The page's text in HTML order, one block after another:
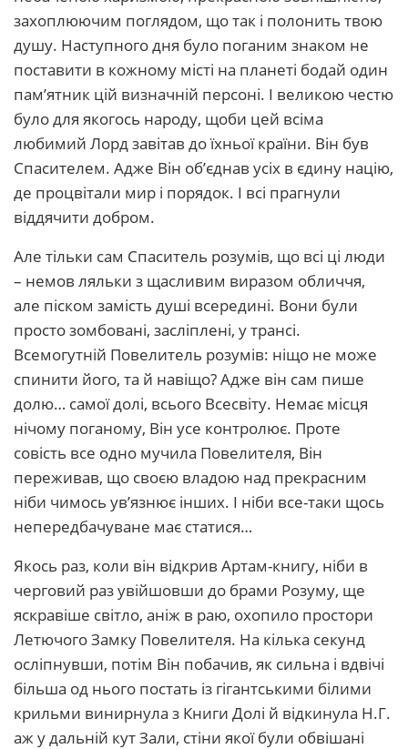
захоплюючим поглядом, що так і полонить твою
душу. Наступного дня було поганим знаком не
поставити в кожному місті на планеті бодай один
пам’ятник цій визначній персоні. І великою честю
було для якогось народу, щоби цей всіма
любимий Лорд завітав до їхньої країни. Він був
Спасителем. Адже Він об’єднав усіх в єдину націю,
де процвітали мир і порядок. І всі прагнули
віддячити добром.
Але тільки сам Спаситель розумів, що всі ці люди
– немов ляльки з щасливим виразом обличчя,
але піском замість душі всередині. Вони були
просто зомбовані, засліплені, у трансі.
Всемогутній Повелитель розумів: ніщо не може
спинити його, та й навіщо? Адже він сам пише
долю… самої долі, всього Всесвіту. Немає місця
нічому поганому, Він усе контролює. Проте
совість все одно мучила Повелителя, Він
переживав, що своєю владою над прекрасним
ніби чимось ув’язнює інших. І ніби все-таки щось
непередбачуване має статися…
Якось раз, коли він відкрив Артам-книгу, ніби в
черговий раз увійшовши до брами Розуму, ще
яскравіше світло, аніж в раю, охопило простори
Летючого Замку Повелителя. На кілька секунд
осліпнувши, потім Він побачив, як сильна і вдвічі
більша од нього постать із гігантськими білими
крильми винирнула з Книги Долі й відкинула Н.Г.
аж у дальній кут Зали, стіни якої були обвішані